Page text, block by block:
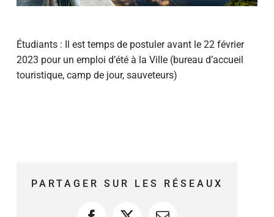
Étudiants : Il est temps de postuler avant le 22 février
2023 pour un emploi d’été à la Ville (bureau d’accueil
touristique, camp de jour, sauveteurs)
PARTAGER SUR LES RÉSEAUX